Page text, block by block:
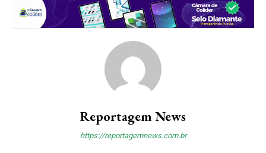
Reportagem News
https://reportagemnews.com.br